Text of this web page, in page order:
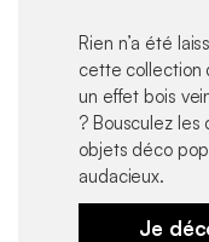
Rien n’a été
cette collection
un effet bois
? Bousculez les
objets déco
audacieux.
Je